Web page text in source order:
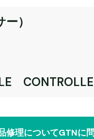
）
修理についてGTNに